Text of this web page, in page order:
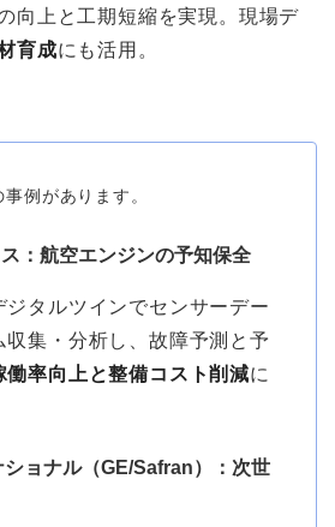
向上と工期短縮を実現。現場デ
育成にも活用。
例があります。
：航空エンジンの予知保全
タルツインでセンサーデー
収集・分析し、故障予測と予
働率向上と整備コスト削減に
ョナル（GE/Safran）：次世